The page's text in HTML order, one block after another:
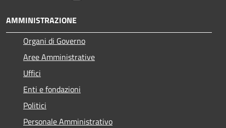
AMMINISTRAZIONE
Organi di Governo
Aree Amministrative
Uffici
Enti e fondazioni
Politici
Personale Amministrativo